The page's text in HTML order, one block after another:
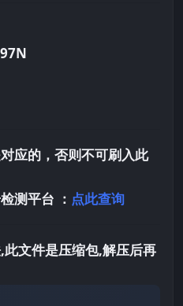
应的，否则不可刷入此
测平台 ： 点此查询
文件是压缩包,解压后再